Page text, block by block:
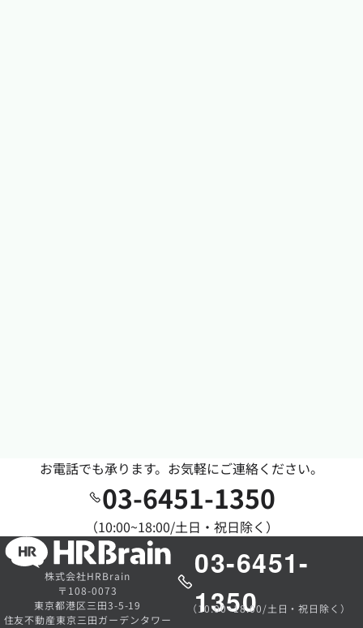
お電話でも承ります。お気軽にご連絡ください。
03-6451-1350
（10:00~18:00/土日・祝日除く）
株式会社HRBrain
〒108-0073
東京都港区三田3-5-19
住友不動産東京三田ガーデンタワー
03-6451-
1350
（10:00~18:00/土日・祝日除く）